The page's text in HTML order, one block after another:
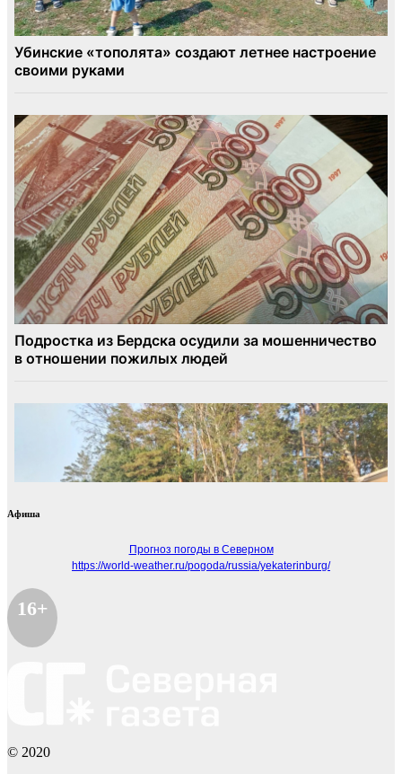
Афиша
Прогноз погоды в Северном
https://world-weather.ru/pogoda/russia/yekaterinburg/
16+
© 2020